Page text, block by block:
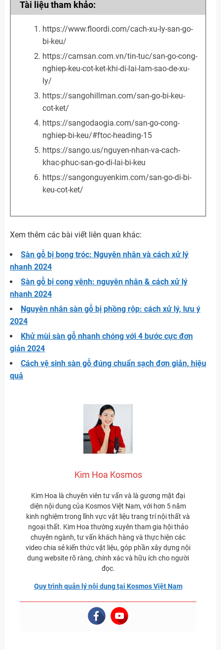
Tài liệu tham khảo:
https://www.floordi.com/cach-xu-ly-san-go-
bi-keu/
https://camsan.com.vn/tin-tuc/san-go-cong-
nghiep-keu-cot-ket-khi-di-lai-lam-sao-de-xu-
ly/
https://sangohillman.com/san-go-bi-keu-
cot-ket/
https://sangodaogia.com/san-go-cong-
nghiep-bi-keu/#ftoc-heading-15
https://sango.us/nguyen-nhan-va-cach-
khac-phuc-san-go-di-lai-bi-keu
https://sangonguyenkim.com/san-go-di-bi-
keu-cot-ket/
Xem thêm các bài viết liên quan khác:
Sàn gỗ bị bong tróc: Nguyên nhân và cách xử lý
nhanh 2024
Sàn gỗ bị cong vênh: nguyên nhân & cách xử lý
nhanh 2024
Nguyên nhân sàn gỗ bị phồng rộp: cách xử lý, lưu ý
2024
Khử mùi sàn gỗ nhanh chóng với 4 bước cực đơn
giản 2024
Cách vệ sinh sàn gỗ đúng chuẩn sạch đơn giản, hiệu
quả
Kim Hoa Kosmos
Kim Hoa là chuyên viên tư vấn và là gương mặt đại
diện nội dung của Kosmos Việt Nam, với hơn 5 năm
kinh nghiệm trong lĩnh vực vật liệu trang trí nội thất và
ngoại thất. Kim Hoa thường xuyên tham gia hội thảo
chuyên ngành, tư vấn khách hàng và thực hiện các
video chia sẻ kiến thức vật liệu, góp phần xây dựng nội
dung website rõ ràng, chính xác và hữu ích cho người
đọc.
Quy trình quản lý nội dung tại Kosmos Việt Nam